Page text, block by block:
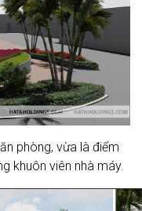
phòng, vừa là điểm
khuôn viên nhà máy.